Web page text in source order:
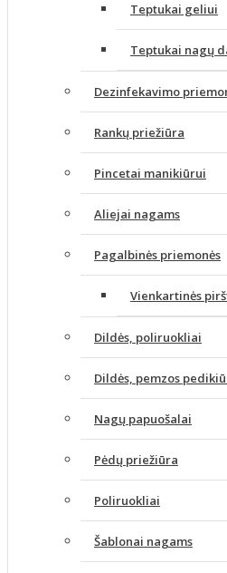
Teptukai geliui
Teptukai nagų
Dezinfekavimo
Rankų priežiūra
Pincetai manikiūrui
Aliejai nagams
Pagalbinės priemonės
Vienkartinės
Dildės, poliruokliai
Dildės, pemzos
Nagų papuošalai
Pėdų priežiūra
Poliruokliai
Šablonai nagams